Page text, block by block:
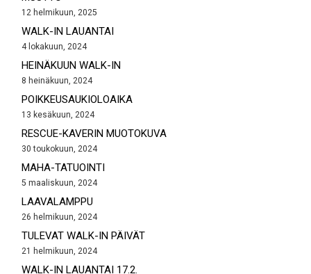
12 helmikuun, 2025
WALK-IN LAUANTAI
4 lokakuun, 2024
HEINÄKUUN WALK-IN
8 heinäkuun, 2024
POIKKEUSAUKIOLOAIKA
13 kesäkuun, 2024
RESCUE-KAVERIN MUOTOKUVA
30 toukokuun, 2024
MAHA-TATUOINTI
5 maaliskuun, 2024
LAAVALAMPPU
26 helmikuun, 2024
TULEVAT WALK-IN PÄIVÄT
21 helmikuun, 2024
WALK-IN LAUANTAI 17.2.